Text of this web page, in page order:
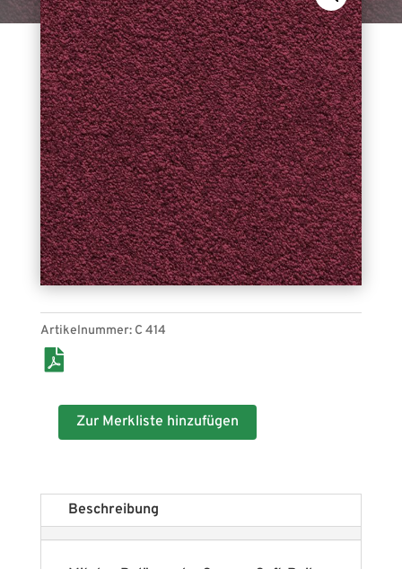
Velours Saxony Soft C 414 (weinrot).
Bahnenware, für den Indoor-Bereich geeignet.
Artikelnummer: C 414
Zur Merkliste hinzufügen
Beschreibung